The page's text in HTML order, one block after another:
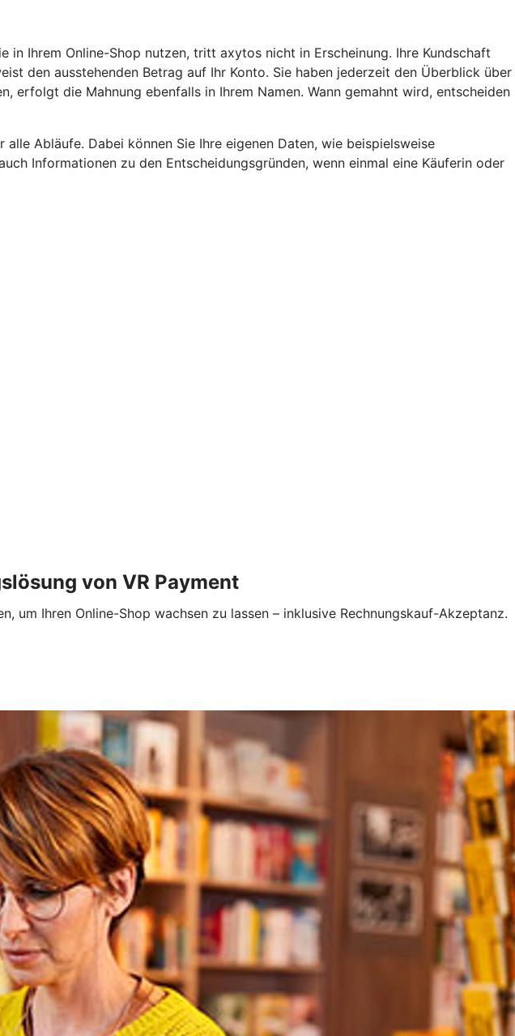
in Ihrem Online-Shop nutzen, tritt axytos nicht in Erscheinung. Ihre Kundschaft
den ausstehenden Betrag auf Ihr Konto. Sie haben jederzeit den Überblick über
erfolgt die Mahnung ebenfalls in Ihrem Namen. Wann gemahnt wird, entscheiden
Abläufe. Dabei können Sie Ihre eigenen Daten, wie beispielsweise
Informationen zu den Entscheidungsgründen, wenn einmal eine Käuferin oder
von VR Payment
um Ihren Online-Shop wachsen zu lassen – inklusive Rechnungskauf-Akzeptanz.